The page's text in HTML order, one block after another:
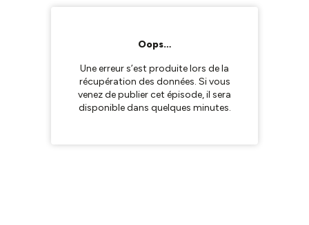
Oops…
Une erreur s’est produite lors de la
récupération des données. Si vous
venez de publier cet épisode, il sera
disponible dans quelques minutes.